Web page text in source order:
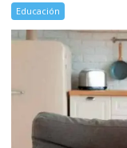
Educación